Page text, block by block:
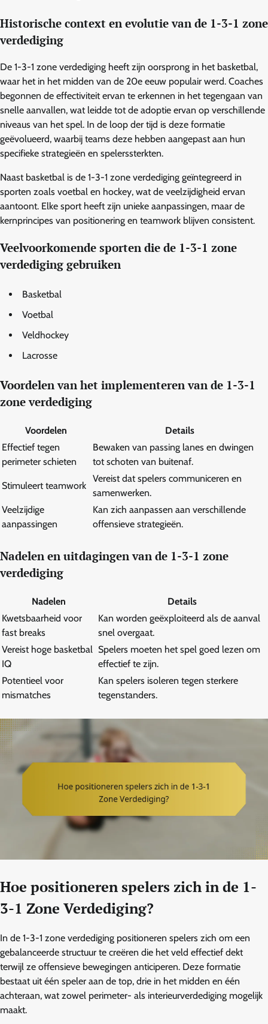
Historische context en evolutie van de 1-3-1 zone
verdediging
De 1-3-1 zone verdediging heeft zijn oorsprong in het basketbal,
waar het in het midden van de 20e eeuw populair werd. Coaches
begonnen de effectiviteit ervan te erkennen in het tegengaan van
snelle aanvallen, wat leidde tot de adoptie ervan op verschillende
niveaus van het spel. In de loop der tijd is deze formatie
geëvolueerd, waarbij teams deze hebben aangepast aan hun
specifieke strategieën en spelerssterkten.
Naast basketbal is de 1-3-1 zone verdediging geïntegreerd in
sporten zoals voetbal en hockey, wat de veelzijdigheid ervan
aantoont. Elke sport heeft zijn unieke aanpassingen, maar de
kernprincipes van positionering en teamwork blijven consistent.
Veelvoorkomende sporten die de 1-3-1 zone
verdediging gebruiken
Basketbal
Voetbal
Veldhockey
Lacrosse
Voordelen van het implementeren van de 1-3-1
zone verdediging
Voordelen
Details
Effectief tegen
perimeter schieten
Bewaken van passing lanes en dwingen
tot schoten van buitenaf.
Stimuleert teamwork
Vereist dat spelers communiceren en
samenwerken.
Veelzijdige
aanpassingen
Kan zich aanpassen aan verschillende
offensieve strategieën.
Nadelen en uitdagingen van de 1-3-1 zone
verdediging
Nadelen
Details
Kwetsbaarheid voor
fast breaks
Kan worden geëxploiteerd als de aanval
snel overgaat.
Vereist hoge basketbal
IQ
Spelers moeten het spel goed lezen om
effectief te zijn.
Potentieel voor
mismatches
Kan spelers isoleren tegen sterkere
tegenstanders.
Hoe positioneren spelers zich in de 1-
3-1 Zone Verdediging?
In de 1-3-1 zone verdediging positioneren spelers zich om een
gebalanceerde structuur te creëren die het veld effectief dekt
terwijl ze offensieve bewegingen anticiperen. Deze formatie
bestaat uit één speler aan de top, drie in het midden en één
achteraan, wat zowel perimeter- als interieurverdediging mogelijk
maakt.